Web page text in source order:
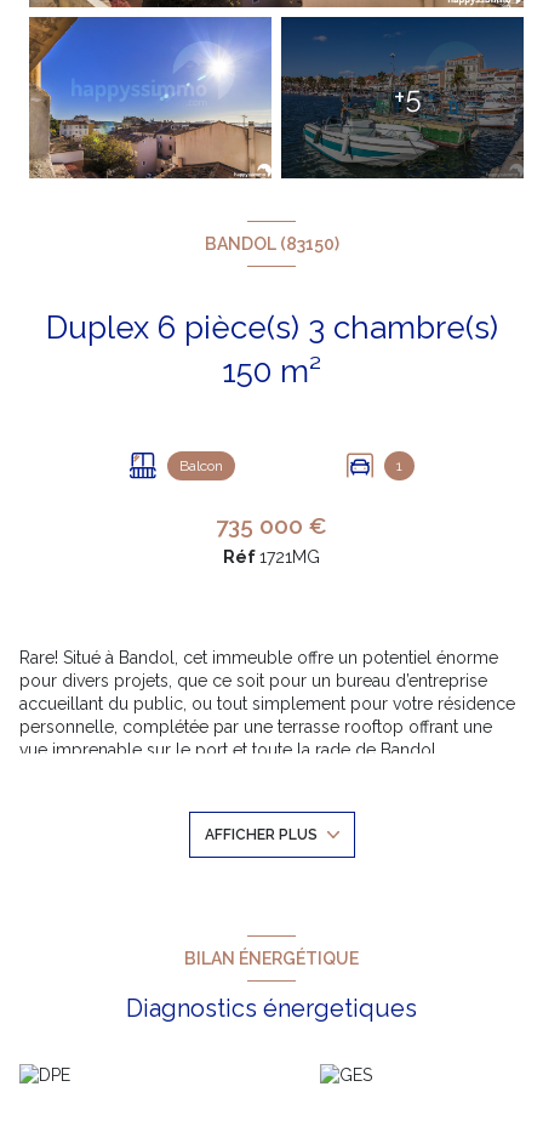
+5
BANDOL (83150)
Duplex 6 pièce(s) 3 chambre(s)
150 m²
Balcon 1
735 000 €
Réf1721MG
Rare! Situé à Bandol, cet immeuble offre un potentiel énorme
pour divers projets, que ce soit pour un bureau d’entreprise
accueillant du public, ou tout simplement pour votre résidence
personnelle, complétée par une terrasse rooftop offrant une
vue imprenable sur le port et toute la rade de Bandol.
tandis que le second offre un plateau équivalent avec une
mezzanine qui donne accès à sa terrasse et à une vue à couper
autre local et d’une pièce de 12m².
Les appartements sont à rénover entièrement. Nous disposons
de tous les devis d’architecte et d’entreprise, ainsi que du début
de la trame pour votre ascenseur.
Cet immeuble, ancienne tour du Seigneur BOYER de Bandol,
immédiate du centre-ville sans les nuisances et ses grands
AFFICHER PLUS
BILAN ÉNERGÉTIQUE
Diagnostics énergetiques